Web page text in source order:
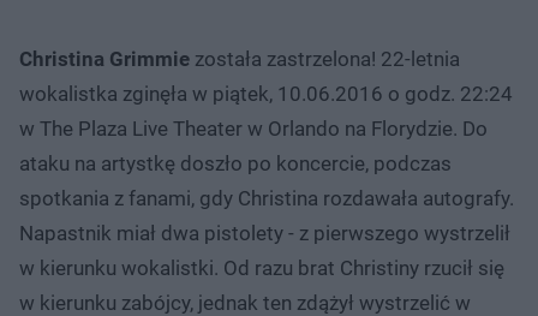
Christina Grimmie została zastrzelona! 22-letnia
wokalistka zginęła w piątek, 10.06.2016 o godz. 22:24
w The Plaza Live Theater w Orlando na Florydzie. Do
ataku na artystkę doszło po koncercie, podczas
spotkania z fanami, gdy Christina rozdawała autografy.
Napastnik miał dwa pistolety - z pierwszego wystrzelił
w kierunku wokalistki. Od razu brat Christiny rzucił się
w kierunku zabójcy, jednak ten zdążył wystrzelić w